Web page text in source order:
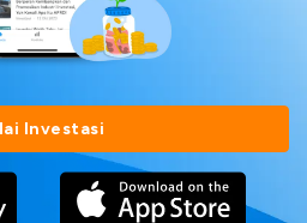
Investasi